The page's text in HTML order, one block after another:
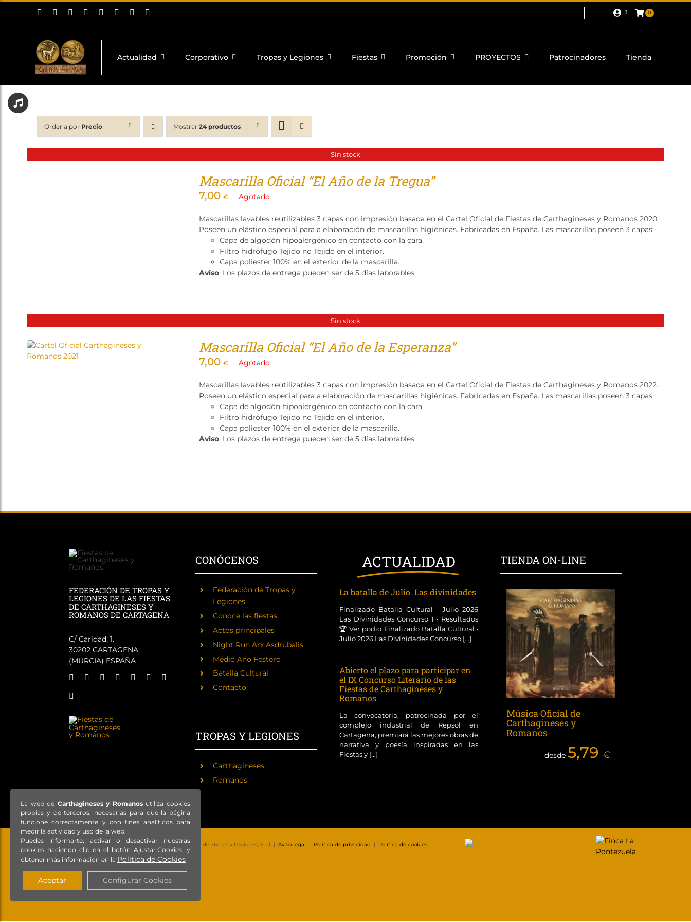
Saltar
0
Actualidad Corporativo Tropas y Legiones Fiestas Promoción PROYECTOS Patrocinadores Tienda
Ordena por Precio Mostrar 24 productos
Sin stock
Mascarilla Oficial “El Año de la Tregua”
7,00 € Agotado
Mascarillas lavables reutilizables 3 capas con impresión basada en el Cartel Oficial de Fiestas de Carthagineses y Romanos 2020.
Poseen un elástico especial para a elaboración de mascarillas higiénicas. Fabricadas en España. Las mascarillas poseen 3 capas:
Capa de algodón hipoalergénico en contacto con la cara.
Filtro hidrófugo Tejido no Tejido en el interior.
Capa poliester 100% en el exterior de la mascarilla.
Aviso: Los plazos de entrega pueden ser de 5 días laborables
Sin stock
Mascarilla Oficial “El Año de la Esperanza”
7,00 € Agotado
Mascarillas lavables reutilizables 3 capas con impresión basada en el Cartel Oficial de Fiestas de Carthagineses y Romanos 2022.
Poseen un elástico especial para a elaboración de mascarillas higiénicas. Fabricadas en España. Las mascarillas poseen 3 capas:
Capa de algodón hipoalergénico en contacto con la cara.
Filtro hidrófugo Tejido no Tejido en el interior.
Capa poliester 100% en el exterior de la mascarilla.
Aviso: Los plazos de entrega pueden ser de 5 días laborables
FEDERACIÓN DE TROPAS Y
LEGIONES DE LAS FIESTAS
DE CARTHAGINESES Y
ROMANOS DE CARTAGENA
C/ Caridad, 1.
30202 CARTAGENA.
(MURCIA) ESPAÑA
CONÓCENOS
Federación de Tropas y
Legiones
Conoce las fiestas
Actos principales
Night Run Arx Asdrubalis
Medio Año Festero
Batalla Cultural
Contacto
TROPAS Y LEGIONES
Carthagineses
Romanos
ACTUALIDAD
La batalla de Julio. Las divinidades
Finalizado Batalla Cultural · Julio 2026
Las Divinidades Concurso 1 · Resultados
🏆 Ver podio Finalizado Batalla Cultural ·
Julio 2026 Las Divinidades Concurso [...]
Abierto el plazo para participar en
el IX Concurso Literario de las
Fiestas de Carthagineses y
Romanos
La convocatoria, patrocinada por el
complejo industrial de Repsol en
Cartagena, premiará las mejores obras de
narrativa y poesía inspiradas en las
Fiestas y [...]
TIENDA ON-LINE
Música Oficial de
Carthagineses y
Romanos
desde5,79€
© Copyright 2021 – Todos los derechos reservados – Federación de Tropas y Legiones, SLU | Aviso legal | Política de privacidad | Política de cookies
Toggle
Sliding
La web de Carthagineses y Romanosutiliza cookies
propias y de terceros, necesarias para que la página
funcione correctamente y con fines analíticos para
medir la actividad y uso de la web.
Puedes informarte, activar o desactivar nuestras
cookies haciendo clic en el botón Ajustar Cookies, y
obtener más información en la Política de Cookies
Aceptar Configurar Cookies